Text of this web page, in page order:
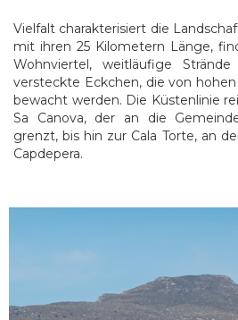
Vielfalt charakterisiert die
mit ihren 25 Kilometern Länge,
Wohnviertel, weitläufige
versteckte Eckchen, die von
bewacht werden. Die Küstenlinie
Sa Canova, der an die
grenzt, bis hin zur Cala Torte, an
Capdepera.